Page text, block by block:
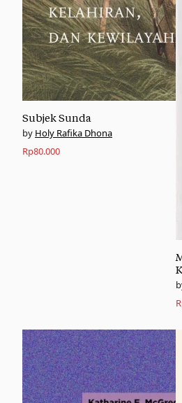
Subjek Sunda
Holy Rafika Dhona
Rp80.000